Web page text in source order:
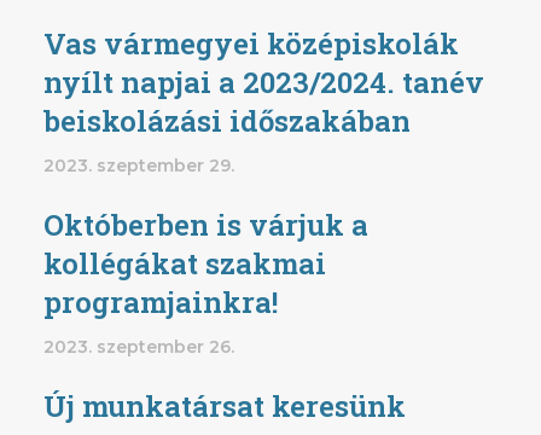
Vas vármegyei középiskolák
nyílt napjai a 2023/2024. tanév
beiskolázási időszakában
2023. szeptember 29.
Októberben is várjuk a
kollégákat szakmai
programjainkra!
2023. szeptember 26.
Új munkatársat keresünk